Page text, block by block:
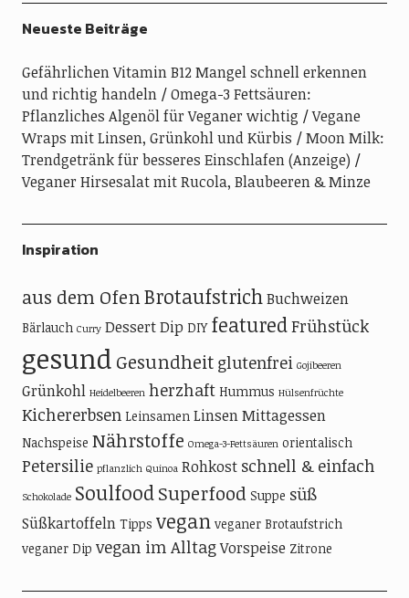
Neueste Beiträge
Gefährlichen Vitamin B12 Mangel schnell erkennen
und richtig handeln
Omega-3 Fettsäuren:
Pflanzliches Algenöl für Veganer wichtig
Vegane
Wraps mit Linsen, Grünkohl und Kürbis
Moon Milk:
Trendgetränk für besseres Einschlafen (Anzeige)
Veganer Hirsesalat mit Rucola, Blaubeeren & Minze
Inspiration
aus dem OfenBrotaufstrichBuchweizen
Bärlauch Curry DessertDip DIY featuredFrühstück
gesund Gesundheit glutenfrei Gojibeeren
Grünkohl Heidelbeeren herzhaft Hummus Hülsenfrüchte
Kichererbsen Leinsamen LinsenMittagessen
Nachspeise Nährstoffe Omega-3-Fettsäuren orientalisch
Petersilie pflanzlich Quinoa Rohkost schnell & einfach
Schokolade SoulfoodSuperfood Suppe süß
Süßkartoffeln Tipps vegan veganer Brotaufstrich
veganer Dip vegan im AlltagVorspeise Zitrone